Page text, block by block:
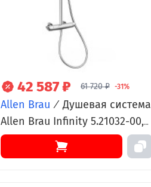
42 587 ₽ 61 720 ₽ -31%
Allen Brau / Душевая система
Allen Brau Infinity 5.21032-00,
термостатическая, хром